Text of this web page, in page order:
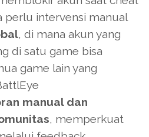
perlu intervensi manual
, di mana akun yang
di satu game bisa
game lain yang
manual dan
, memperkuat